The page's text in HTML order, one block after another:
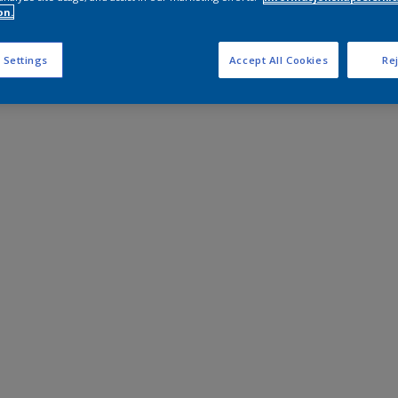
Settings Accept All Cookies